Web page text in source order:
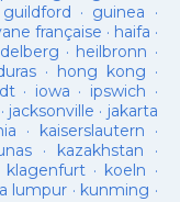
guildford · guinea ·
française · haifa ·
· heilbronn ·
· hong kong ·
· iowa · ipswich ·
· jacksonville · jakarta
· kaiserslautern ·
· kazakhstan ·
klagenfurt · koeln ·
lumpur · kunming ·